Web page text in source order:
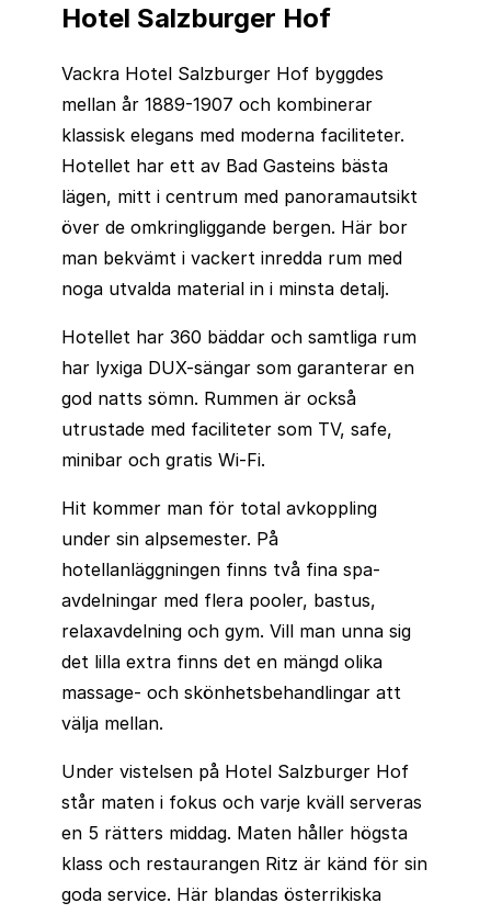
Hotel Salzburger Hof
Vackra Hotel Salzburger Hof byggdes
mellan år 1889-1907 och kombinerar
klassisk elegans med moderna faciliteter.
Hotellet har ett av Bad Gasteins bästa
lägen, mitt i centrum med panoramautsikt
över de omkringliggande bergen. Här bor
man bekvämt i vackert inredda rum med
noga utvalda material in i minsta detalj.
Hotellet har 360 bäddar och samtliga rum
har lyxiga DUX-sängar som garanterar en
god natts sömn. Rummen är också
utrustade med faciliteter som TV, safe,
minibar och gratis Wi-Fi.
Hit kommer man för total avkoppling
under sin alpsemester. På
hotellanläggningen finns två fina spa-
avdelningar med flera pooler, bastus,
relaxavdelning och gym. Vill man unna sig
det lilla extra finns det en mängd olika
massage- och skönhetsbehandlingar att
välja mellan.
Under vistelsen på Hotel Salzburger Hof
står maten i fokus och varje kväll serveras
en 5 rätters middag. Maten håller högsta
klass och restaurangen Ritz är känd för sin
goda service. Här blandas österrikiska